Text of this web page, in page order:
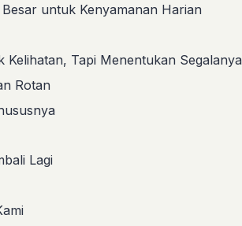
untuk Kenyamanan Harian
Kelihatan, Tapi Menentukan Segalanya
Rotan
Lagi